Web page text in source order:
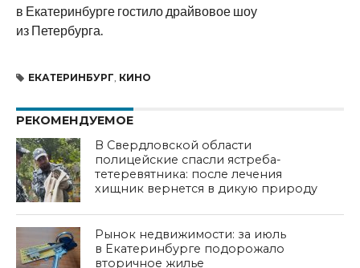
в Екатеринбурге гостило драйвовое шоу
из Петербурга.
ЕКАТЕРИНБУРГ КИНО
РЕКОМЕНДУЕМОЕ
В Свердловской области
полицейские спасли ястреба-
тетеревятника: после лечения
хищник вернется в дикую природу
Рынок недвижимости: за июль
в Екатеринбурге подорожало
вторичное жилье